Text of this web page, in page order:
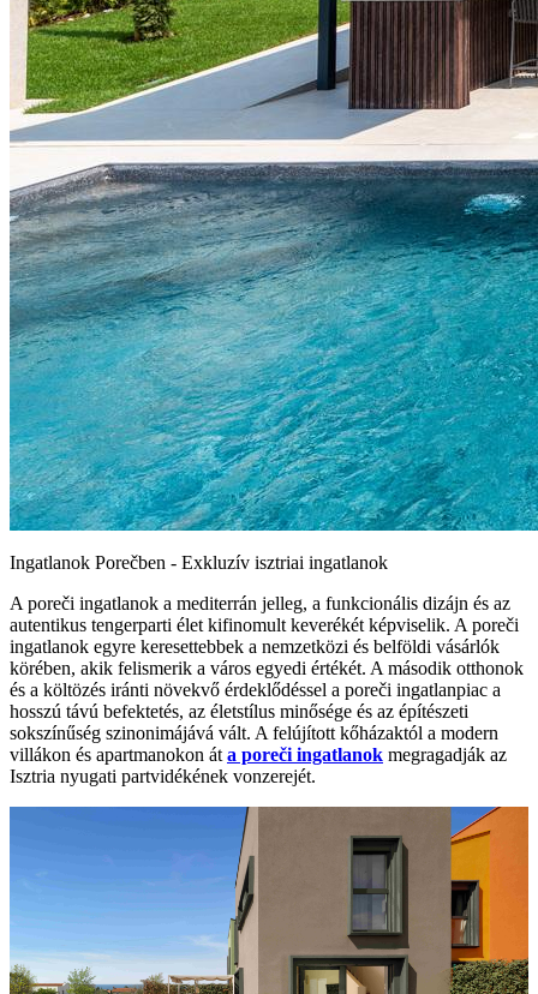
Ingatlanok Porečben - Exkluzív isztriai ingatlanok
A poreči ingatlanok a mediterrán jelleg, a funkcionális dizájn és az
autentikus tengerparti élet kifinomult keverékét képviselik. A poreči
ingatlanok egyre keresettebbek a nemzetközi és belföldi vásárlók
körében, akik felismerik a város egyedi értékét. A második otthonok
és a költözés iránti növekvő érdeklődéssel a poreči ingatlanpiac a
hosszú távú befektetés, az életstílus minősége és az építészeti
sokszínűség szinonimájává vált. A felújított kőházaktól a modern
villákon és apartmanokon át a poreči ingatlanok megragadják az
Isztria nyugati partvidékének vonzerejét.